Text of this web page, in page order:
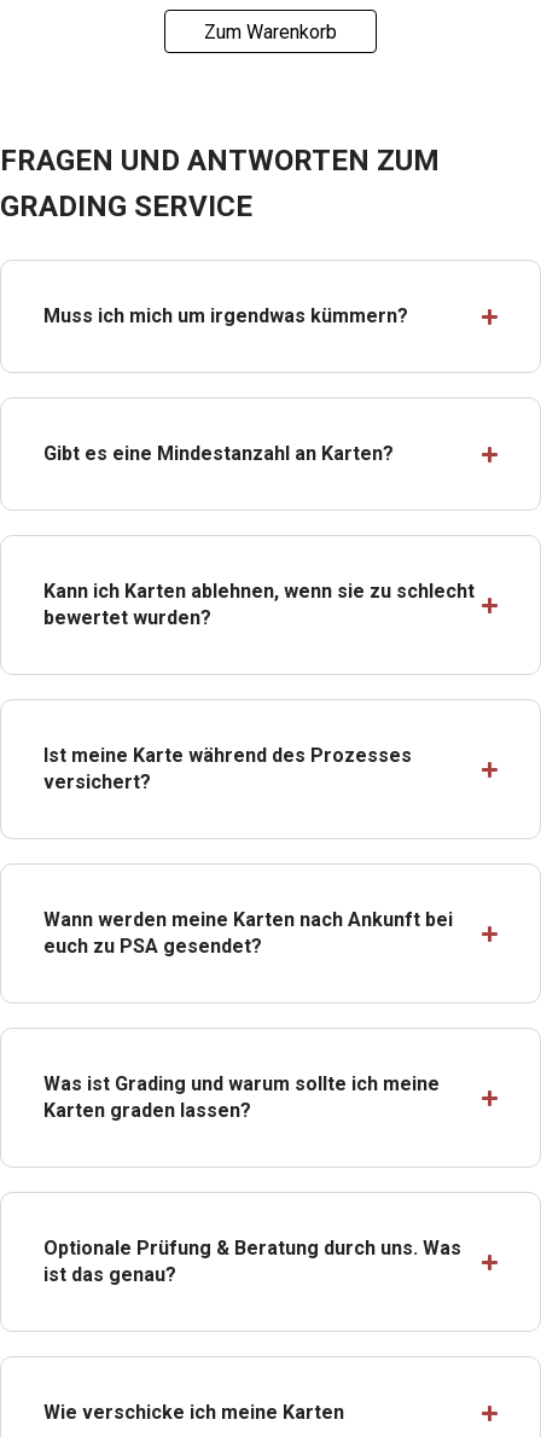
Zum Warenkorb
FRAGEN UND ANTWORTEN ZUM
GRADING SERVICE
Muss ich mich um irgendwas kümmern?
Gibt es eine Mindestanzahl an Karten?
Kann ich Karten ablehnen, wenn sie zu schlecht
bewertet wurden?
Ist meine Karte während des Prozesses
versichert?
Wann werden meine Karten nach Ankunft bei
euch zu PSA gesendet?
Was ist Grading und warum sollte ich meine
Karten graden lassen?
Optionale Prüfung & Beratung durch uns. Was
ist das genau?
Wie verschicke ich meine Karten